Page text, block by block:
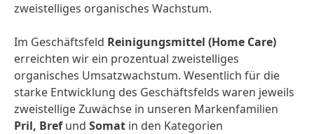
zweistelliges organisches Wachstum.
Im Geschäftsfeld Reinigungsmittel (Home Care)
erreichten wir ein prozentual zweistelliges
organisches Umsatzwachstum. Wesentlich für die
starke Entwicklung des Geschäftsfelds waren jeweils
zweistellige Zuwächse in unseren Markenfamilien
Pril, Brefund Somat in den Kategorien